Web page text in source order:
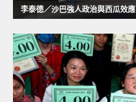
李泰德／沙巴強人政治與西瓜效應